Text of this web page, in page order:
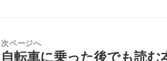
次ページへ
次
自転車に乗った後でも読む